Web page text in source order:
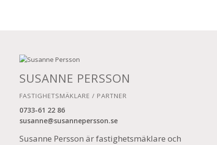
SUSANNE PERSSON
FASTIGHETSMÄKLARE / PARTNER
0733-61 22 86
susanne@susannepersson.se
Susanne Persson är fastighetsmäklare och